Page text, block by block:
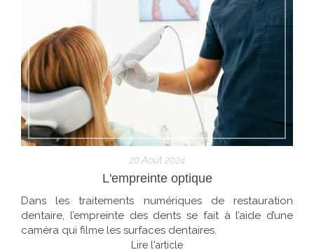
20 Août 2024
L'empreinte optique
Dans les traitements numériques de restauration
dentaire, l’empreinte des dents se fait à l’aide d’une
caméra qui filme les surfaces dentaires.
Lire l'article